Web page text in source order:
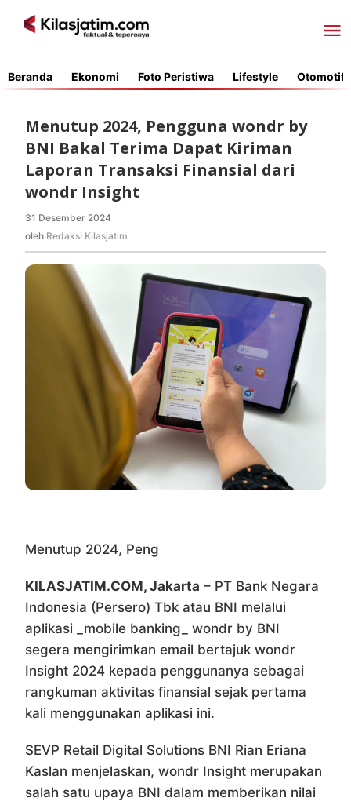
Beranda Ekonomi Foto Peristiwa Lifestyle Otomotif
Menutup 2024, Pengguna wondr by
BNI Bakal Terima Dapat Kiriman
Laporan Transaksi Finansial dari
wondr Insight
31 Desember 2024
Redaksi
oleh Redaksi Kilasjatim
Menutup 2024, Peng
KILASJATIM.COM, Jakarta – PT Bank Negara
Indonesia (Persero) Tbk atau BNI melalui
aplikasi _mobile banking_ wondr by BNI
segera mengirimkan email bertajuk wondr
Insight 2024 kepada penggunanya sebagai
rangkuman aktivitas finansial sejak pertama
kali menggunakan aplikasi ini.
SEVP Retail Digital Solutions BNI Rian Eriana
Kaslan menjelaskan, wondr Insight merupakan
salah satu upaya BNI dalam memberikan nilai